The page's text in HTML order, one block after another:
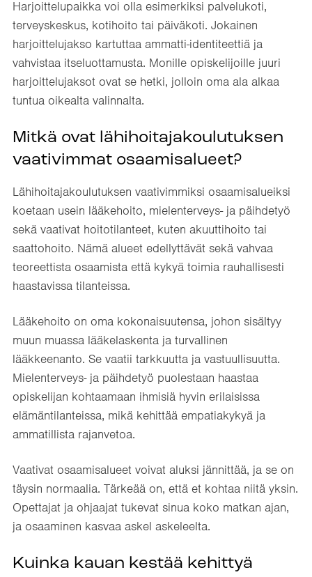
Harjoittelupaikka voi olla esimerkiksi palvelukoti,
terveyskeskus, kotihoito tai päiväkoti. Jokainen
harjoittelujakso kartuttaa ammatti-identiteettiä ja
vahvistaa itseluottamusta. Monille opiskelijoille juuri
harjoittelujaksot ovat se hetki, jolloin oma ala alkaa
tuntua oikealta valinnalta.
Mitkä ovat lähihoitajakoulutuksen
vaativimmat osaamisalueet?
Lähihoitajakoulutuksen vaativimmiksi osaamisalueiksi
koetaan usein lääkehoito, mielenterveys- ja päihdetyö
sekä vaativat hoitotilanteet, kuten akuuttihoito tai
saattohoito. Nämä alueet edellyttävät sekä vahvaa
teoreettista osaamista että kykyä toimia rauhallisesti
haastavissa tilanteissa.
Lääkehoito on oma kokonaisuutensa, johon sisältyy
muun muassa lääkelaskenta ja turvallinen
lääkkeenanto. Se vaatii tarkkuutta ja vastuullisuutta.
Mielenterveys- ja päihdetyö puolestaan haastaa
opiskelijan kohtaamaan ihmisiä hyvin erilaisissa
elämäntilanteissa, mikä kehittää empatiakykyä ja
ammatillista rajanvetoa.
Vaativat osaamisalueet voivat aluksi jännittää, ja se on
täysin normaalia. Tärkeää on, että et kohtaa niitä yksin.
Opettajat ja ohjaajat tukevat sinua koko matkan ajan,
ja osaaminen kasvaa askel askeleelta.
Kuinka kauan kestää kehittyä